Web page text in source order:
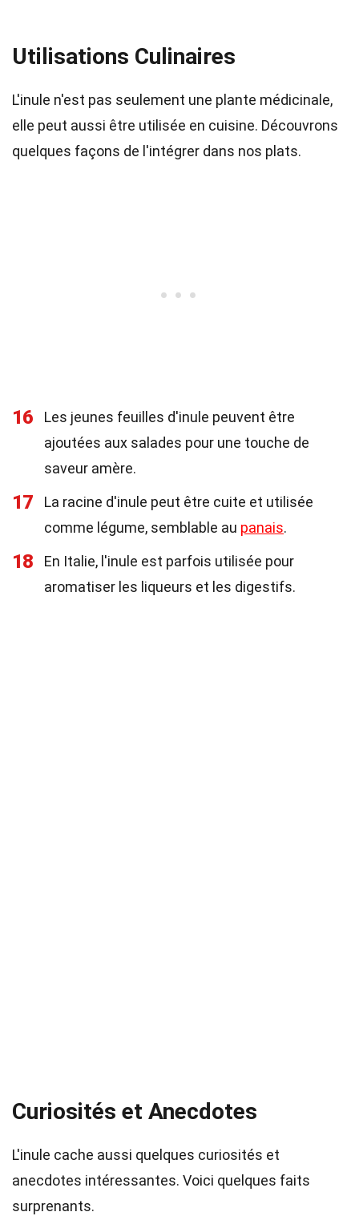
Utilisations Culinaires
L'inule n'est pas seulement une plante médicinale,
elle peut aussi être utilisée en cuisine. Découvrons
quelques façons de l'intégrer dans nos plats.
16
Les jeunes feuilles d'inule peuvent être
ajoutées aux salades pour une touche de
saveur amère.
17
La racine d'inule peut être cuite et utilisée
comme légume, semblable au panais.
18
En Italie, l'inule est parfois utilisée pour
aromatiser les liqueurs et les digestifs.
Curiosités et Anecdotes
L'inule cache aussi quelques curiosités et
anecdotes intéressantes. Voici quelques faits
surprenants.